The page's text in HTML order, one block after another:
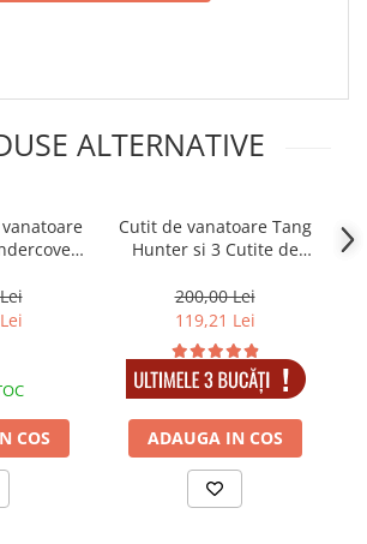
comerciale
ALTERNATIVE
COS
Cutit de vanatoare Tang
Hunter si 3 Cutite de
,Otel inoxidabil
200,00 Lei
119,21 Lei
IN STOC
ADAUGA IN COS